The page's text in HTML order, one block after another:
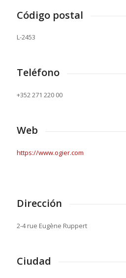
Código postal
L-2453
Teléfono
+352 271 220 00
Web
https://www.ogier.com
Dirección
2-4 rue Eugène Ruppert
Ciudad